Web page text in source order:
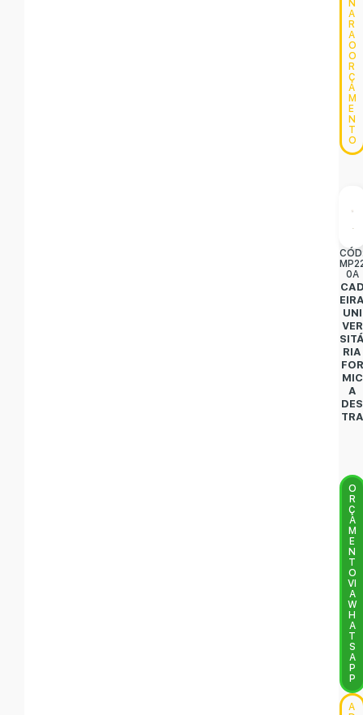
N
A
R
A
O
O
R
Ç
A
M
E
N
T
O
0A
UNI
VER
RIA
FOR
MIC
A
DES
TRA
O
R
Ç
A
M
E
N
T
O
VI
A
W
H
A
T
S
A
P
P
A